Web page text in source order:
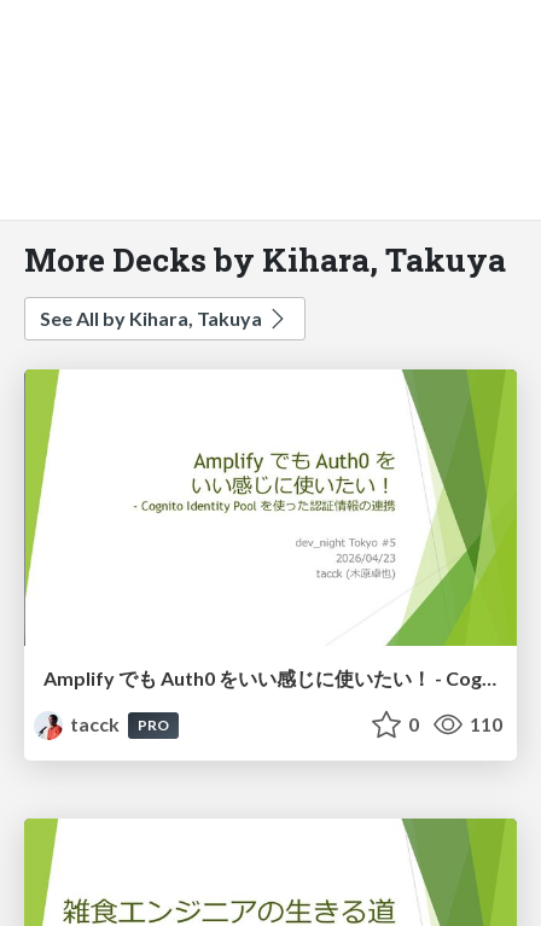
More Decks by Kihara, Takuya
See All by Kihara, Takuya
Amplify でも Auth0 をいい感じに使いたい！ - Cognito Identity Pool を使った認証情報の連携 #auth0
tacck
PRO 0 110